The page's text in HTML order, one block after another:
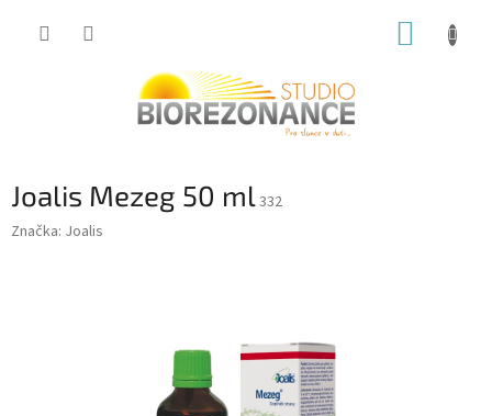
Joalis Mezeg 50 ml332
Značka: Joalis